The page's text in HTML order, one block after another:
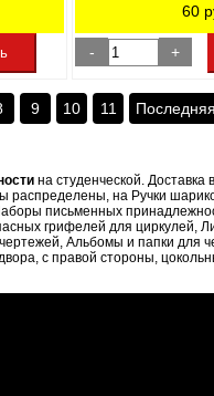
60
- +
9 10 11 Последняя
на студенческой.
распределены, на Ручки
письменных
грифелей для
Альбомы и папки для
с правой стороны,